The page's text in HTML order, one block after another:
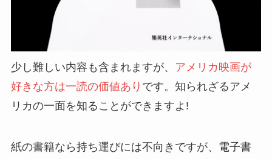
少し難しい内容も含まれますが、 アメリカ映画が
好きな方は一読の価値あり です。知られざるアメ
リカの一面を知ることができますよ!
紙の書籍なら持ち運びには不向きですが、電子書